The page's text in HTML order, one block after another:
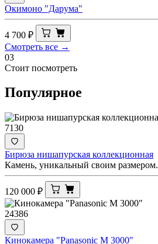
Окимоно "Дарума"
4 700 ₽
Смотреть все →
03
Стоит посмотреть
Популярное
7130
Бирюза нишапурская коллекционная
Камень, уникальный своим размером.
120 000 ₽
24386
Кинокамера "Panasonic M 3000"